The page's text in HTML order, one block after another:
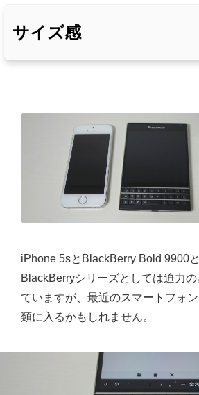
サイズ感
iPhone 5sとBlackBerry Bold 9900
BlackBerryシリーズとしては迫力
ていますが、最近のスマートフォ
類に入るかもしれません。